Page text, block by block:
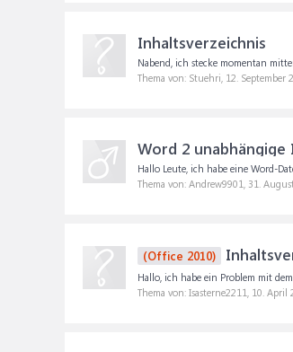
Inhaltsverzeichnis
Nabend, ich stecke momentan
Thema von: Stuehri, 12. September
Word 2 unabhängige
Hallo Leute, ich habe eine Word-
Thema von: Andrew9901, 31.
(Office 2010)
Hallo, ich habe ein Problem mit
Thema von: Isasterne2211, 10. April